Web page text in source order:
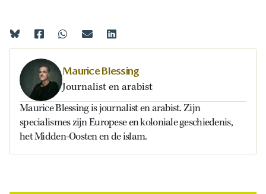
Maurice Blessing
Journalist en arabist
Maurice Blessing is journalist en arabist. Zijn
specialismes zijn Europese en koloniale geschiedenis,
het Midden-Oosten en de islam.